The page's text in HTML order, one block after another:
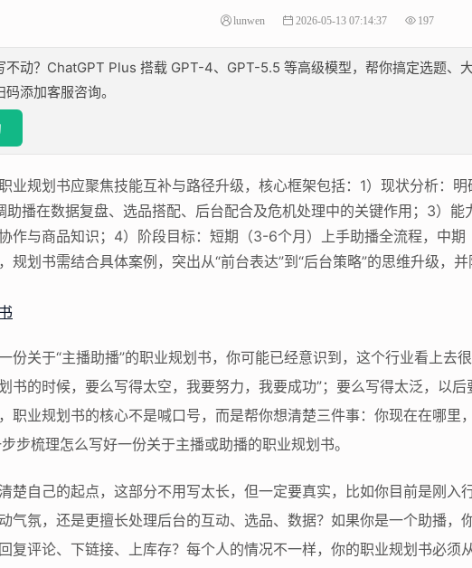
lunwen 2026-05-13 07:14:37 197
不动？ChatGPT Plus 搭载 GPT-4、GPT-5.5 等高级模型，帮你搞定选题、
添加客服咨询。
业规划书应聚焦技能互补与路径升级，核心框架包括：1）现状分析：
助播在数据复盘、选品搭配、后台配合及危机处理中的关键作用；3）
作与商品知识；4）阶段目标：短期（3-6个月）上手助播全流程，中
规划书需结合具体案例，突出从“前台表达”到“后台策略”的思维升级，
份关于“主播助播”的职业规划书，你可能已经意识到，这个行业看上去
书的时候，要么写得太空，我要努力，我要成功”；要么写得太泛，以
职业规划书的核心不是喊口号，而是帮你想清楚三件事：你现在在哪里
步梳理怎么写好一份关于主播或助播的职业规划书。
楚自己的起点，这部分不用写太长，但一定要真实，比如你目前是刚入
气氛，还是更擅长处理后台的互动、选品、数据？如果你是一个助播，
复评论、下链接、上库存？每个人的情况不一样，你的职业规划书必须